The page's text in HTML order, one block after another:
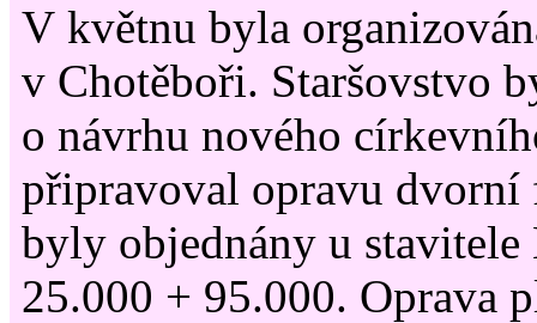
V květnu byla
v Chotěboři. Staršovstvo
o návrhu nového
připravoval opravu dvorní
byly objednány u stavitele
25.000 + 95.000. Oprava